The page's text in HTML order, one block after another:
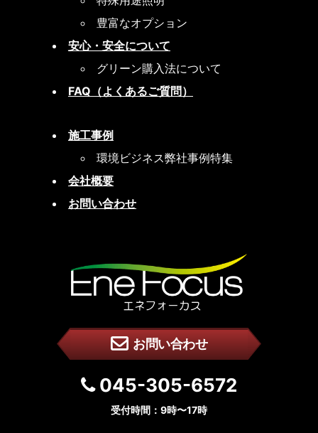
お問い合わせ
045-305-6572
受付時間：9時〜17時
豊富なオプション
安心・安全について
グリーン購入法について
FAQ（よくあるご質問）
施工事例
環境ビジネス弊社事例特集
会社概要
お問い合わせ